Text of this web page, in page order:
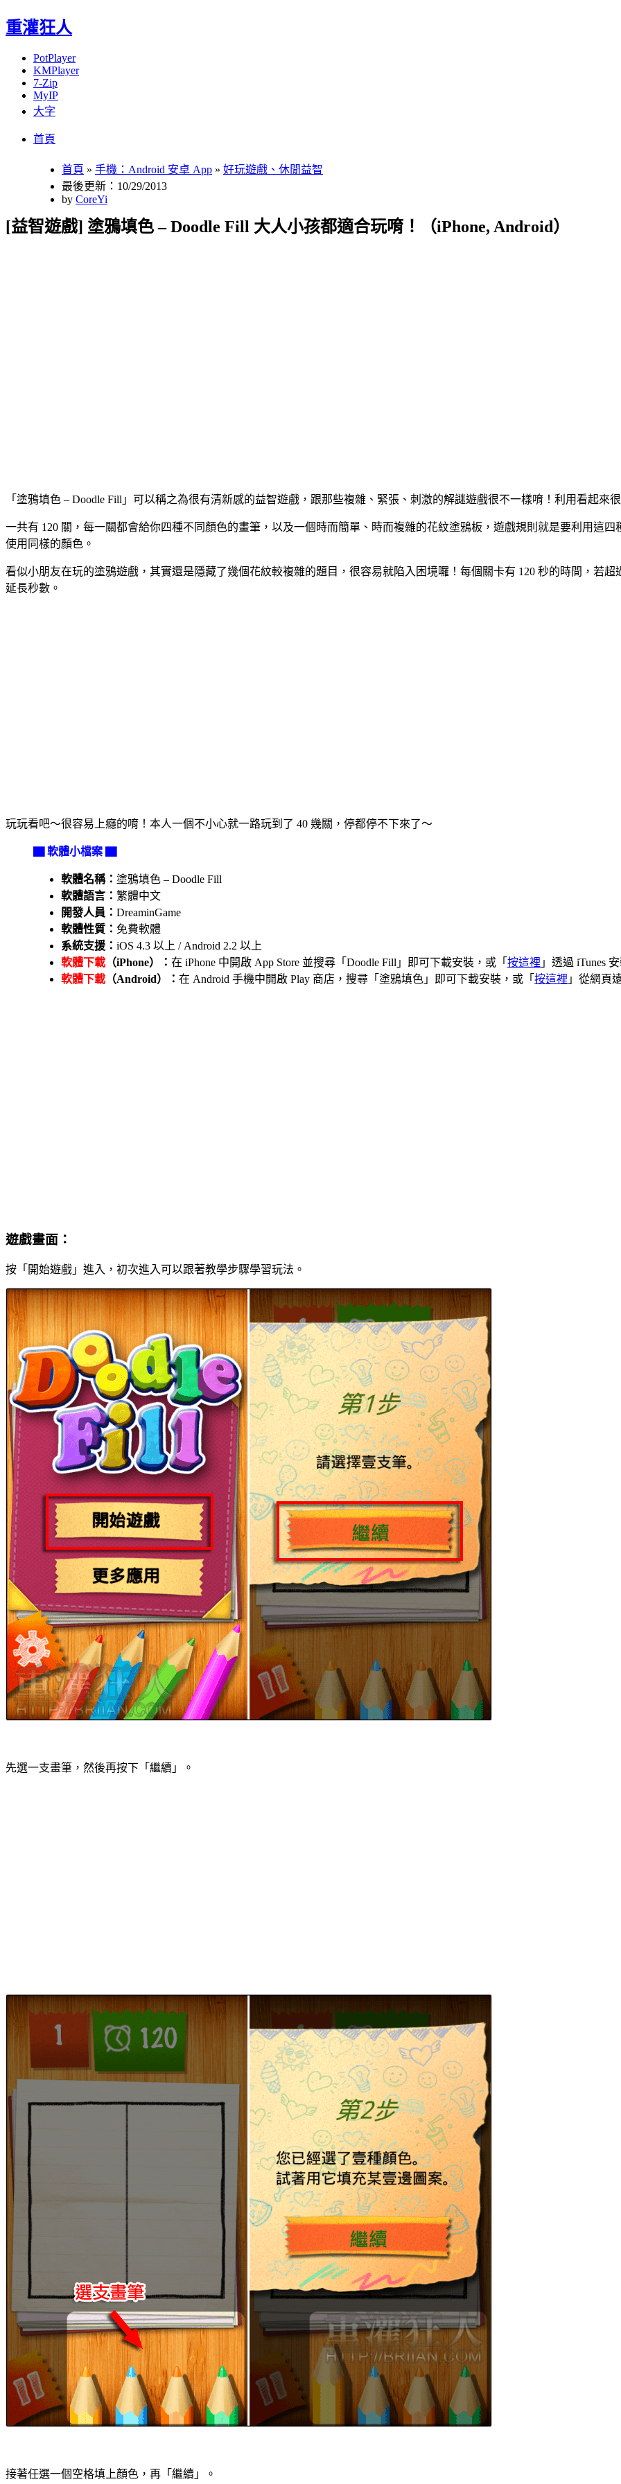
重灌狂人
PotPlayer
KMPlayer
7-Zip
MyIP
大字
首頁
首頁 » 手機：Android 安卓 App » 好玩遊戲、休閒益智
最後更新：10/29/2013
by CoreYi
[益智遊戲] 塗鴉填色 – Doodle Fill 大人小孩都適合玩唷！（iPhone, Android）
「塗鴉填色 – Doodle Fill」可以稱之為很有清新感的益智遊戲，跟那些複雜、緊張、刺激的解謎遊戲很不一樣唷！利用看起來
一共有 120 關，每一關都會給你四種不同顏色的畫筆，以及一個時而簡單、時而複雜的花紋塗鴉板，遊戲規則就是要利用這
使用同樣的顏色。
看似小朋友在玩的塗鴉遊戲，其實還是隱藏了幾個花紋較複雜的題目，很容易就陷入困境囉！每個關卡有 120 秒的時間，若
延長秒數。
玩玩看吧～很容易上癮的唷！本人一個不小心就一路玩到了 40 幾關，停都停不下來了～
▇ 軟體小檔案 ▇
軟體名稱： 塗鴉填色 – Doodle Fill
軟體語言： 繁體中文
開發人員： DreaminGame
軟體性質： 免費軟體
系統支援： iOS 4.3 以上 / Android 2.2 以上
軟體下載 （iPhone）： 在 iPhone 中開啟 App Store 並搜尋「Doodle Fill」即可下載安裝，或「 按這裡 」透過 iTunes 安
軟體下載 （Android）： 在 Android 手機中開啟 Play 商店，搜尋「塗鴉填色」即可下載安裝，或「 按這裡 」從網頁
遊戲畫面：
按「開始遊戲」進入，初次進入可以跟著教學步驟學習玩法。
先選一支畫筆，然後再按下「繼續」。
接著任選一個空格填上顏色，再「繼續」。